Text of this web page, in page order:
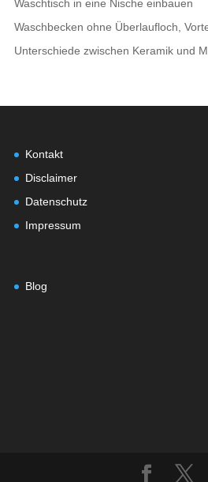
Waschtisch in eine Nische einbauen
Waschbecken ohne Überlaufloch,
Unterschiede zwischen Keramik und
Kontakt
Disclaimer
Datenschutz
Impressum
Blog